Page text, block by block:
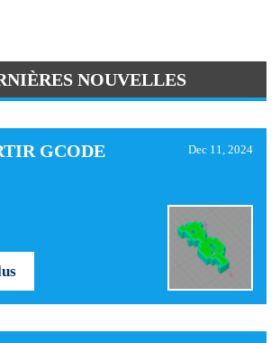
NOUVELLES
GCODE
Dec 11, 2024